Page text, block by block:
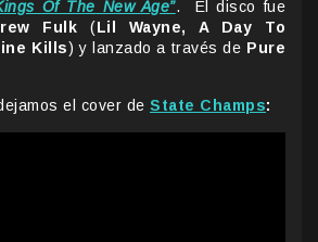
Of The New Age”. El disco fue
Fulk (Lil Wayne, A Day To
Kills) y lanzado a través de Pure
el cover de State Champs: